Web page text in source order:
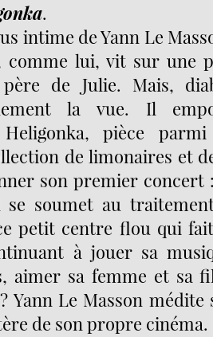
.
intime de Yann Le
comme lui, vit sur une
de Julie. Mais,
la vue. Il
pièce parmi
de limonaires et
son premier concert
soumet au
petit centre flou qui
à jouer sa
aimer sa femme et sa
Yann Le Masson médite
de son propre cinéma.